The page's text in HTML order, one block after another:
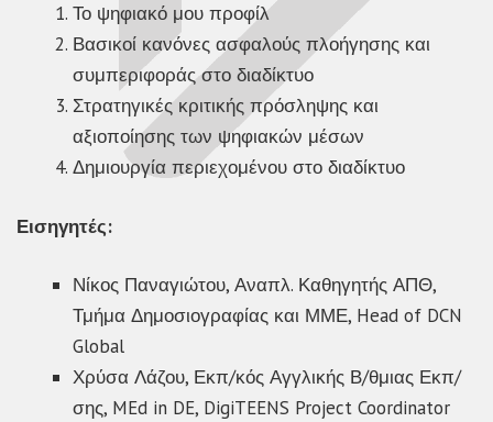
Το ψηφιακό μου προφίλ
Βασικοί κανόνες ασφαλούς πλοήγησης και
συμπεριφοράς στο διαδίκτυο
Στρατηγικές κριτικής πρόσληψης και
αξιοποίησης των ψηφιακών μέσων
Δημιουργία περιεχομένου στο διαδίκτυο
Εισηγητές:
Νίκος Παναγιώτου, Αναπλ. Καθηγητής ΑΠΘ,
Τμήμα Δημοσιογραφίας και ΜΜΕ, Head of DCN
Global
Χρύσα Λάζου, Εκπ/κός Αγγλικής Β/θμιας Εκπ/
σης, MEd in DE, DigiTEENS Project Coordinator